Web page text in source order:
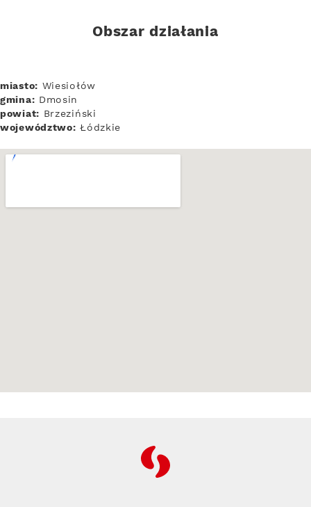
Obszar działania
miasto: Wiesiołów
gmina: Dmosin
powiat: Brzeziński
województwo: Łódzkie
RFC